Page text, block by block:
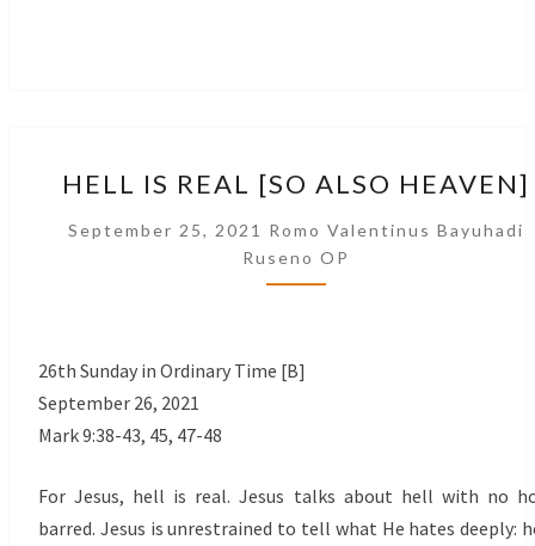
IS
REAL
[SO
ALSO
HELL IS REAL [SO ALSO HEAVEN]
September 25, 2021 Romo Valentinus Bayuhadi
Ruseno OP
26th Sunday in Ordinary Time [B]
September 26, 2021
Mark 9:38-43, 45, 47-48
For Jesus, hell is real. Jesus talks about hell with no
barred. Jesus is unrestrained to tell what He hates deeply: